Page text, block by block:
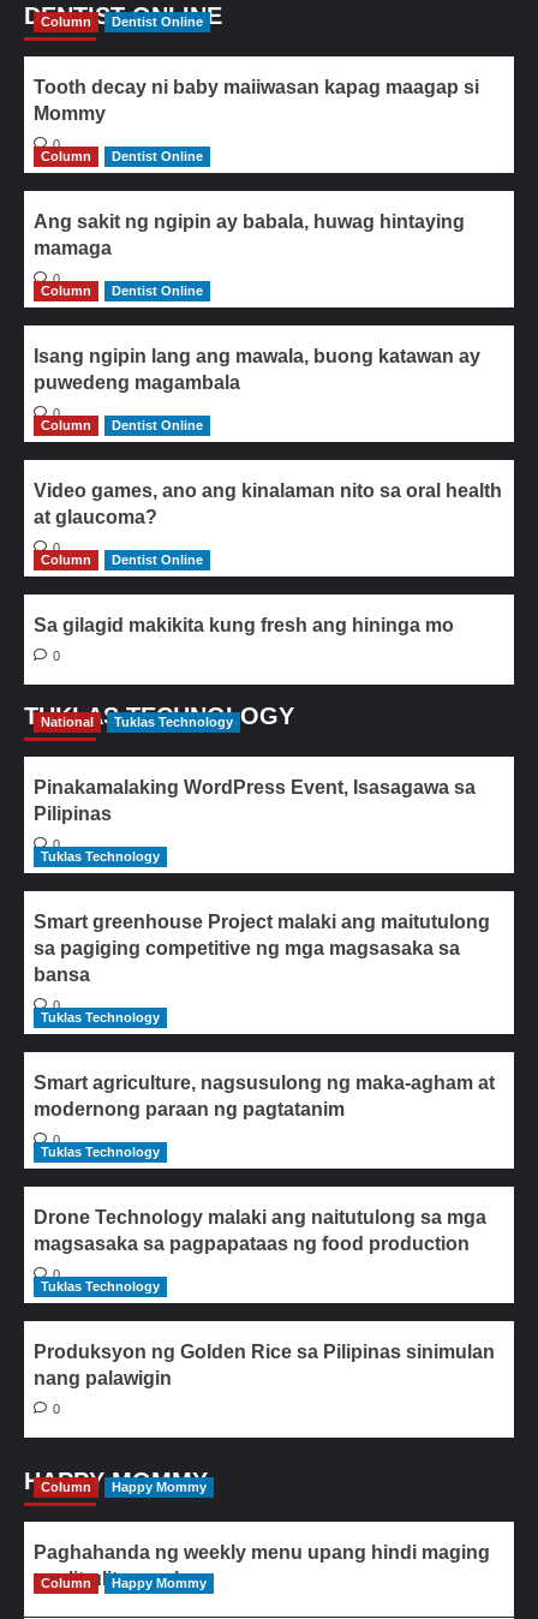
DENTIST ONLINE
Column Dentist Online
Tooth decay ni baby maiiwasan kapag maagap si
Mommy
0
Column
Dentist Online
Ang sakit ng ngipin ay babala, huwag hintaying
mamaga
0
Column
Dentist Online
Isang ngipin lang ang mawala, buong katawan ay
puwedeng magambala
0
Column
Dentist Online
Video games, ano ang kinalaman nito sa oral health
at glaucoma?
0
Column
Dentist Online
Sa gilagid makikita kung fresh ang hininga mo
0
TUKLAS TECHNOLOGY
National Tuklas Technology
Pinakamalaking WordPress Event, Isasagawa sa
Pilipinas
0
Tuklas Technology
Smart greenhouse Project malaki ang maitutulong
sa pagiging competitive ng mga magsasaka sa
bansa
0
Tuklas Technology
Smart agriculture, nagsusulong ng maka-agham at
modernong paraan ng pagtatanim
0
Tuklas Technology
Drone Technology malaki ang naitutulong sa mga
magsasaka sa pagpapataas ng food production
0
Tuklas Technology
Produksyon ng Golden Rice sa Pilipinas sinimulan
nang palawigin
0
HAPPY MOMMY
Column Happy Mommy
Paghahanda ng weekly menu upang hindi maging
paulit-ulit ang ulam
Column Happy Mommy